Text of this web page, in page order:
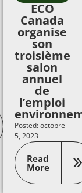
ECO
Canada
organise
son
troisième
salon
annuel
de
l’emploi
Posted: octobre
5, 2023
Read
More